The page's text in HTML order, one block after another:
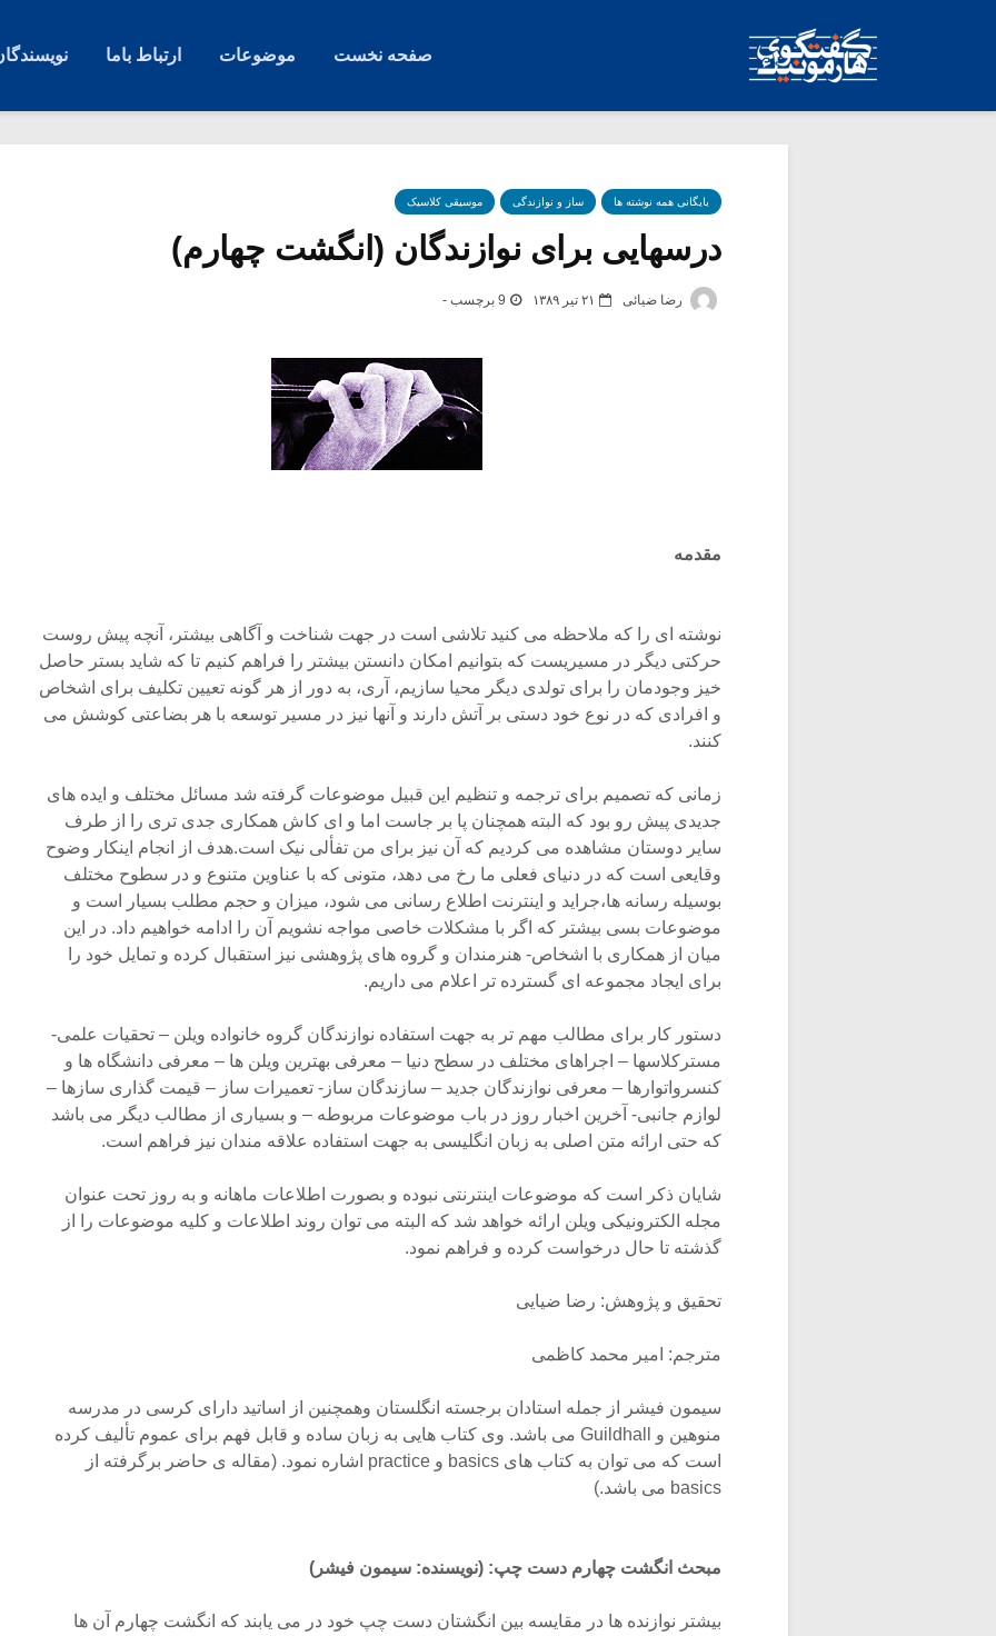
صفحه نخست موضوعات ارتباط باما
بایگانی همه نوشته ها ساز و نوازندگی موسیقی کلاسیک
درسهایی برای نوازندگان (انگشت چهارم)
رضا ضیائی ۲۱ تیر ۱۳۸۹ 9 برچسب -
مقدمه
نوشته ای را که ملاحظه می کنید تلاشی است در جهت شناخت و آگاهی بیشتر، آنچه پیش روست
حرکتی دیگر در مسیریست که بتوانیم امکان دانستن بیشتر را فراهم کنیم تا که شاید بستر حاصل
خیز وجودمان را برای تولدی دیگر محیا سازیم، آری، به دور از هر گونه تعیین تکلیف برای اشخاص
و افرادی که در نوع خود دستی بر آتش دارند و آنها نیز در مسیر توسعه با هر بضاعتی کوشش می
کنند.
زمانی که تصمیم برای ترجمه و تنظیم این قبیل موضوعات گرفته شد مسائل مختلف و ایده های
جدیدی پیش رو بود که البته همچنان پا بر جاست اما و ای کاش همکاری جدی تری را از طرف
سایر دوستان مشاهده می کردیم که آن نیز برای من تفألی نیک است.هدف از انجام اینکار وضوح
وقایعی است که در دنیای فعلی ما رخ می دهد، متونی که با عناوین متنوع و در سطوح مختلف
بوسیله رسانه ها،جراید و اینترنت اطلاع رسانی می شود، میزان و حجم مطلب بسیار است و
موضوعات بسی بیشتر که اگر با مشکلات خاصی مواجه نشویم آن را ادامه خواهیم داد. در این
میان از همکاری با اشخاص- هنرمندان و گروه های پژوهشی نیز استقبال کرده و تمایل خود را
برای ایجاد مجموعه ای گسترده تر اعلام می داریم.
دستور کار برای مطالب مهم تر به جهت استفاده نوازندگان گروه خانواده ویلن – تحقیات علمی-
مسترکلاسها – اجراهای مختلف در سطح دنیا – معرفی بهترین ویلن ها – معرفی دانشگاه ها و
کنسرواتوارها – معرفی نوازندگان جدید – سازندگان ساز- تعمیرات ساز – قیمت گذاری سازها –
لوازم جانبی- آخرین اخبار روز در باب موضوعات مربوطه – و بسیاری از مطالب دیگر می باشد
که حتی ارائه متن اصلی به زبان انگلیسی به جهت استفاده علاقه مندان نیز فراهم است.
شایان ذکر است که موضوعات اینترنتی نبوده و بصورت اطلاعات ماهانه و به روز تحت عنوان
مجله الکترونیکی ویلن ارائه خواهد شد که البته می توان روند اطلاعات و کلیه موضوعات را از
گذشته تا حال درخواست کرده و فراهم نمود.
تحقیق و پژوهش: رضا ضیایی
مترجم: امیر محمد کاظمی
سیمون فیشر از جمله استادان برجسته انگلستان وهمچنین از اساتید دارای کرسی در مدرسه
منوهین ‌و Guildhall می باشد. وی کتاب هایی به زبان ساده و قابل فهم برای عموم تألیف کرده
است که می توان به کتاب های basics و practice اشاره نمود. (مقاله ی حاضر برگرفته از
basics می باشد.)
مبحث انگشت چهارم دست چپ: (نویسنده: سیمون فیشر)
بیشتر نوازنده ها در مقایسه بین انگشتان دست چپ خود در می یابند که انگشت چهارم آن ها